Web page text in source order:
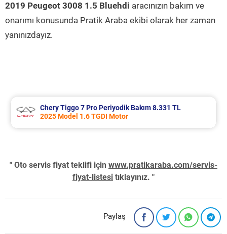
2019 Peugeot 3008 1.5 Bluehdi aracınızın bakım ve
onarımı konusunda Pratik Araba ekibi olarak her zaman
yanınızdayız.
Chery Tiggo 7 Pro Periyodik Bakım 8.331 TL
2025 Model 1.6 TGDI Motor
" Oto servis fiyat teklifi için www.pratikaraba.com/servis-
fiyat-listesi tıklayınız. "
Paylaş